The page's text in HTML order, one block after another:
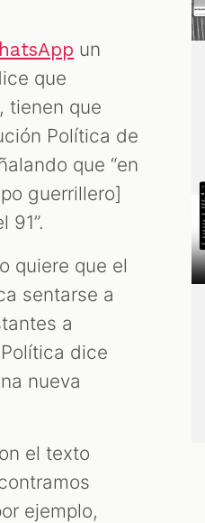
un
que
tienen que
Política de
que “en
guerrillero]
91”.
quiere que el
sentarse a
a
dice
nueva
el texto
ejemplo,